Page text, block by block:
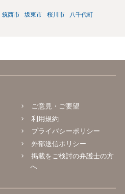
筑西市 坂東市 桜川市
八千代町
ご意見・ご要望
利用規約
プライバシーポリシー
外部送信ポリシー
掲載をご検討の弁護士の方
へ